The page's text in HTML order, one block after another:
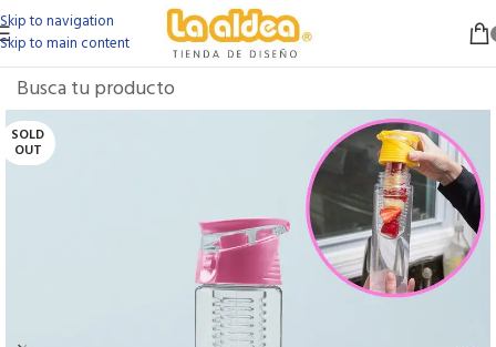
Skip to navigation
Skip to main content
SOLD
OUT